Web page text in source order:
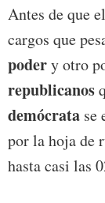
Antes de que
cargos que
podery otro
republicanos
demócrata se
por la hoja de
hasta casi las